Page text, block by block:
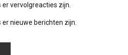
vervolgreacties zijn.
nieuwe berichten zijn.